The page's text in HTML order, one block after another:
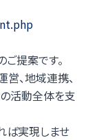
提案です。
、地域連携、
活動全体を支
ば実現しませ